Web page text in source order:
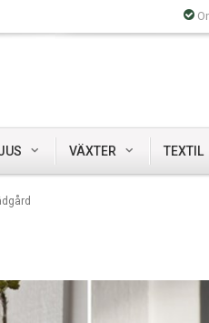
VÄXTER TEXTIL